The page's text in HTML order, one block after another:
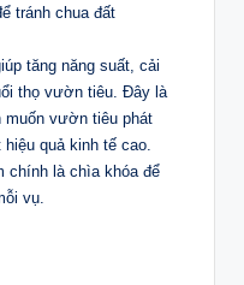
tránh chua đất
tăng năng suất, cải
thọ vườn tiêu. Đây là
muốn vườn tiêu phát
quả kinh tế cao.
chính là chìa khóa để
vụ.